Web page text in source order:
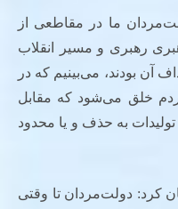
ما در مقاطعی از
رهبری و مسیر انقلاب
آن بودند، می‌بینیم که در
مردم خلق می‌شود که مقابل
به حذف و یا محدود
برتر سال هنر انقلاب ۱۴۰۰ بیان کرد: دولت‌مردان تا وقتی